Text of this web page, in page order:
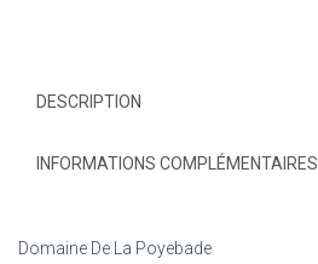
DESCRIPTION
INFORMATIONS COMPLÉMENTAIRES
Domaine De La Poyebade